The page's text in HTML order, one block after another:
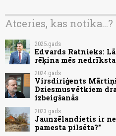
Atceries, kas notika...?
2025.gads
Edvards Ratnieks:
rēķina mēs
2024.gads
Virsdiriģents
Dziesmusvētkiem
izbeigšanās
2023.gads
Jaunzēlandietis ir
pamesta pilsēta?"